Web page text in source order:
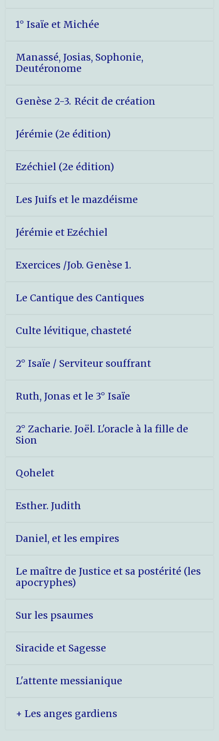
1° Isaïe et Michée
Manassé, Josias, Sophonie,
Deutéronome
Genèse 2-3. Récit de création
Jérémie (2e édition)
Ezéchiel (2e édition)
Les Juifs et le mazdéisme
Jérémie et Ezéchiel
Exercices /Job. Genèse 1.
Le Cantique des Cantiques
Culte lévitique, chasteté
2° Isaïe / Serviteur souffrant
Ruth, Jonas et le 3° Isaïe
2° Zacharie. Joël. L'oracle à la fille de
Sion
Qohelet
Esther. Judith
Daniel, et les empires
Le maître de Justice et sa postérité (les
apocryphes)
Sur les psaumes
Siracide et Sagesse
L'attente messianique
+ Les anges gardiens